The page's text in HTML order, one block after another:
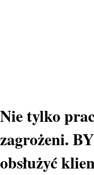
Nie tylko
zagrożeni.
obsłużyć